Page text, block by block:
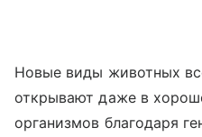
Новые виды животных
открывают даже в
организмов благодаря